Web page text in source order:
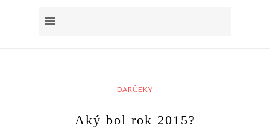
DARČEKY
Aký bol rok 2015?